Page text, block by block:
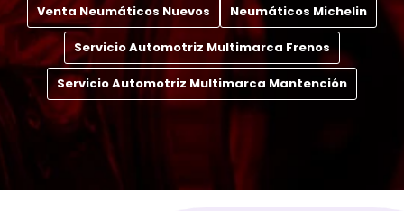
Venta Neumáticos Nuevos Neumáticos Michelin
Servicio Automotriz Multimarca Frenos
Servicio Automotriz Multimarca Mantención